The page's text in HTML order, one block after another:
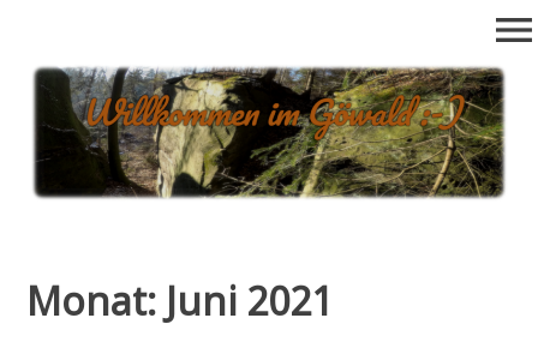
springen
goewald.de
Alles rund ums Draussenklettern im Göttinger Wald: Bouldern,
Seilklettern, Neuerschließungen, Boulder-Datenbank, etc….
menu
Monat: Juni 2021